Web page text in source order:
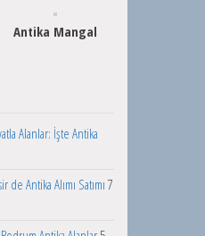
Antika Mangal
Alanlar: İşte Antika
de Antika Alımı Satımı 7